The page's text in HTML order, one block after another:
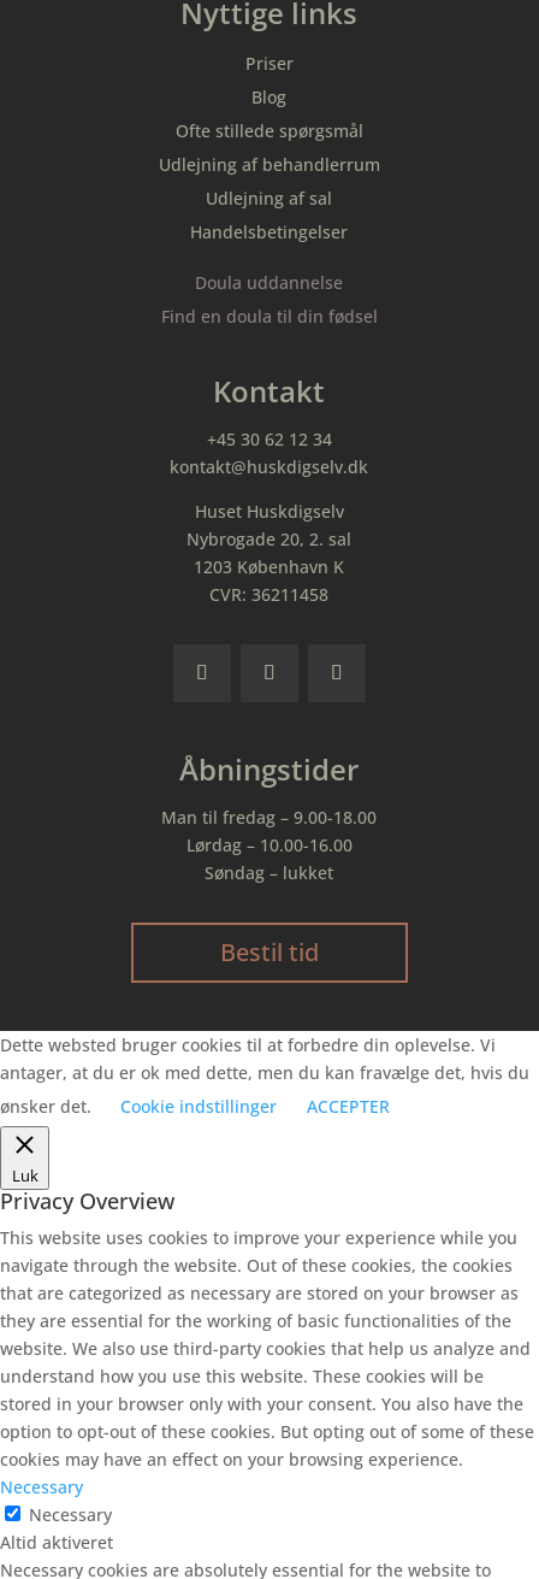
Nyttige links
Priser
Blog
Ofte stillede spørgsmål
Udlejning af behandlerrum
Udlejning af sal
Handelsbetingelser
Doula uddannelse
Find en doula til din fødsel
Kontakt
+45 30 62 12 34
kontakt@huskdigselv.dk
Huset Huskdigselv
Nybrogade 20, 2. sal
1203 København K
CVR: 36211458
Åbningstider
Man til fredag – 9.00-18.00
Lørdag – 10.00-16.00
Søndag – lukket
Bestil tid
Dette websted bruger cookies til at forbedre din oplevelse. Vi
antager, at du er ok med dette, men du kan fravælge det, hvis du
ønsker det.
Cookie indstillinger ACCEPTER
Luk
Privacy Overview
This website uses cookies to improve your experience while you
navigate through the website. Out of these cookies, the cookies
that are categorized as necessary are stored on your browser as
they are essential for the working of basic functionalities of the
website. We also use third-party cookies that help us analyze and
understand how you use this website. These cookies will be
stored in your browser only with your consent. You also have the
option to opt-out of these cookies. But opting out of some of these
cookies may have an effect on your browsing experience.
Necessary
Necessary
Altid aktiveret
Necessary cookies are absolutely essential for the website to